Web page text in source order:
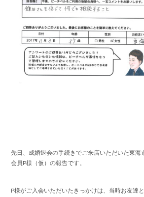
先日、成婚退会の手続きでご来店いただいた東海
会員P様（仮）の報告です。
P様がご入会いただいたきっかけは、当時お友達